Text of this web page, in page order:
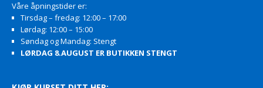
Våre åpningstider er:
Tirsdag – fredag: 12:00 – 17:00
Lørdag: 12:00 – 15:00
Søndag og Mandag: Stengt
LØRDAG 8.AUGUST ER BUTIKKEN STENGT